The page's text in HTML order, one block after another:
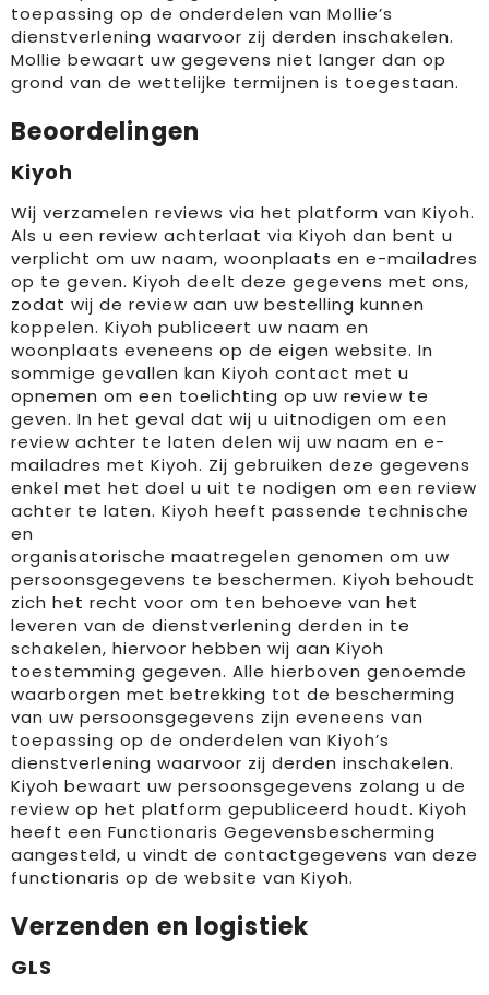
toepassing op de onderdelen van Mollie’s
dienstverlening waarvoor zij derden inschakelen.
Mollie bewaart uw gegevens niet langer dan op
grond van de wettelijke termijnen is toegestaan.
Beoordelingen
Kiyoh
Wij verzamelen reviews via het platform van Kiyoh.
Als u een review achterlaat via Kiyoh dan bent u
verplicht om uw naam, woonplaats en e-mailadres
op te geven. Kiyoh deelt deze gegevens met ons,
zodat wij de review aan uw bestelling kunnen
koppelen. Kiyoh publiceert uw naam en
woonplaats eveneens op de eigen website. In
sommige gevallen kan Kiyoh contact met u
opnemen om een toelichting op uw review te
geven. In het geval dat wij u uitnodigen om een
review achter te laten delen wij uw naam en e-
mailadres met Kiyoh. Zij gebruiken deze gegevens
enkel met het doel u uit te nodigen om een review
achter te laten. Kiyoh heeft passende technische
en
organisatorische maatregelen genomen om uw
persoonsgegevens te beschermen. Kiyoh behoudt
zich het recht voor om ten behoeve van het
leveren van de dienstverlening derden in te
schakelen, hiervoor hebben wij aan Kiyoh
toestemming gegeven. Alle hierboven genoemde
waarborgen met betrekking tot de bescherming
van uw persoonsgegevens zijn eveneens van
toepassing op de onderdelen van Kiyoh’s
dienstverlening waarvoor zij derden inschakelen.
Kiyoh bewaart uw persoonsgegevens zolang u de
review op het platform gepubliceerd houdt. Kiyoh
heeft een Functionaris Gegevensbescherming
aangesteld, u vindt de contactgegevens van deze
functionaris op de website van Kiyoh.
Verzenden en logistiek
GLS